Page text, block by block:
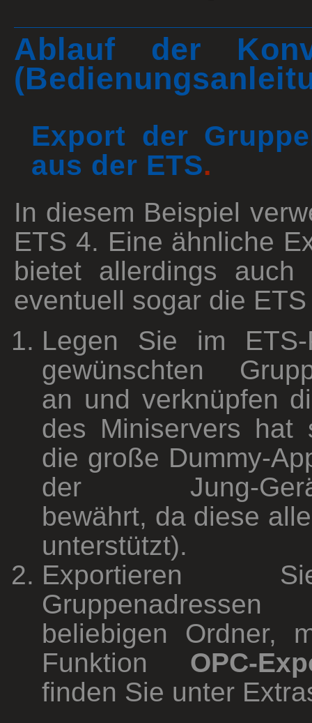
Ablauf der
Export der
aus der ETS.
In diesem Beispiel
ETS 4. Eine ähnliche
bietet allerdings
eventuell sogar die
Legen Sie im ETS-
gewünschten
an und verknüpfen
des Miniservers hat
die große Dummy-
der Jung-
bewährt, da diese
unterstützt).
Exportieren
beliebigen Ordner,
Funktion OPC-
finden Sie unter